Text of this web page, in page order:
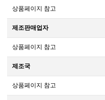
상품페이지 참고
제조판매업자
상품페이지 참고
제조국
상품페이지 참고